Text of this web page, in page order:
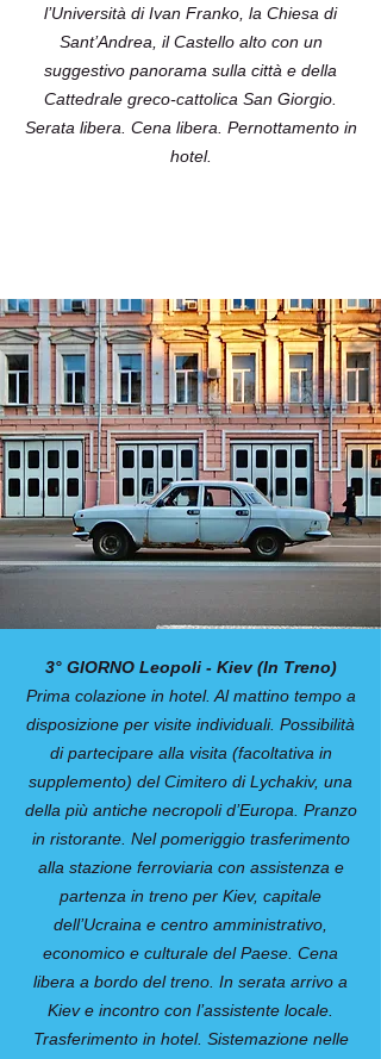
l’Università di Ivan Franko, la Chiesa di
Sant’Andrea, il Castello alto con un
suggestivo panorama sulla città e della
Cattedrale greco-cattolica San Giorgio.
Serata libera. Cena libera. Pernotta­mento in
hotel.
3° GIORNO Leopoli - Kiev (In Treno)
Prima colazione in hotel. Al mattino tem­po a
disposizione per visite individuali. Possibilità
di partecipare alla visita (facoltativa in
supplemento) del Cimitero di Lychakiv, una
della più antiche necropoli d’Europa. Pranzo
in ristorante. Nel pomerig­gio trasferimento
alla stazione ferrovia­ria con assistenza e
partenza in treno per Kiev, capitale
dell’Ucraina e centro amministrativo,
economico e culturale del Paese. Cena
libera a bordo del treno. In serata arrivo a
Kiev e incontro con l’assisten­te locale.
Trasferimento in hotel. Sistemazione nelle